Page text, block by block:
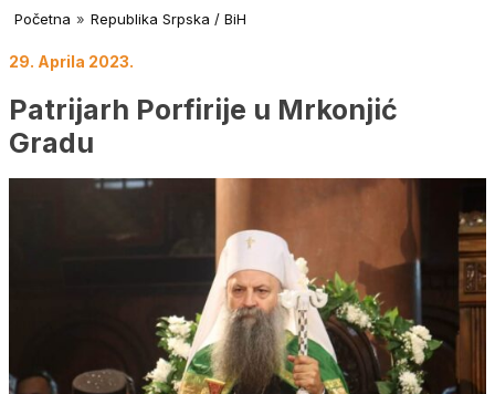
Početna » Republika Srpska / BiH
29. Aprila 2023.
Patrijarh Porfirije u Mrkonjić
Gradu